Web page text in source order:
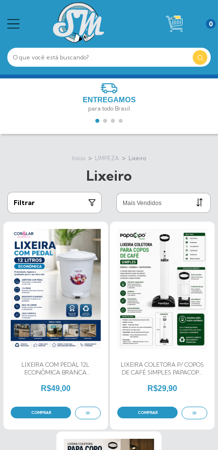
0
ENTREGAMOS
para todo Brasil
Início > LIMPEZA > Lixeiro
Lixeiro
Filtrar
LIXEIRA COM PEDAL 12L
ECONÔMICA BRANCA
R$49,00
LIXEIRA COLETORA P/ COPOS
DE CAFÉ SIMPLES PAPACOPO
R$29,90